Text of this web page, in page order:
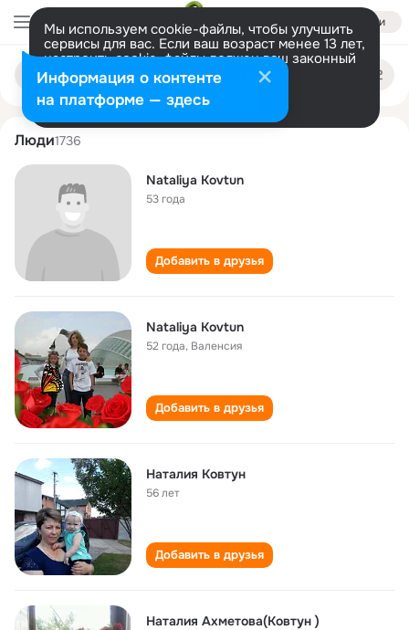
Войти
Мы используем cookie-файлы, чтобы улучшить
сервисы для вас. Если ваш возраст менее 13 лет,
настроить cookie-файлы должен ваш законный
представитель. Больше информации
Разрешить все Настроить
Поиск
людям
nataliya kovtun
Люди1736
Nataliya Kovtun
53 года
Добавить в друзья
Nataliya Kovtun
52 года, Валенсия
Добавить в друзья
Наталия Ковтун
56 лет
Добавить в друзья
Наталия Ахметова(Ковтун )
Информация о контенте
на платформе — здесь